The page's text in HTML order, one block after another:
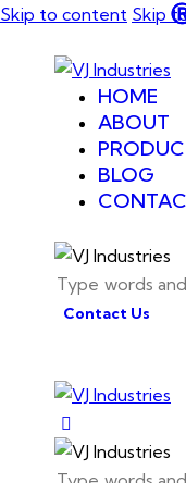
Skip to content Skip
HOME
ABOUT
BLOG
Contact Us